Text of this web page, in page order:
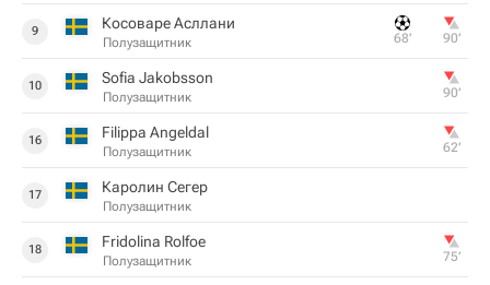
9 Косоваре Асллани
Полузащитник 68‎’‎ 90‎’‎
10 Sofia Jakobsson
Полузащитник 90‎’‎
16 Filippa Angeldal
Полузащитник 62‎’‎
17 Каролин Сегер
Полузащитник
18 Fridolina Rolfoe
Полузащитник 75‎’‎